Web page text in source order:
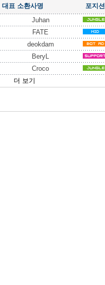
대표 소환사명
포지션
Juhan
FATE
deokdam
BeryL
Croco
더 보기